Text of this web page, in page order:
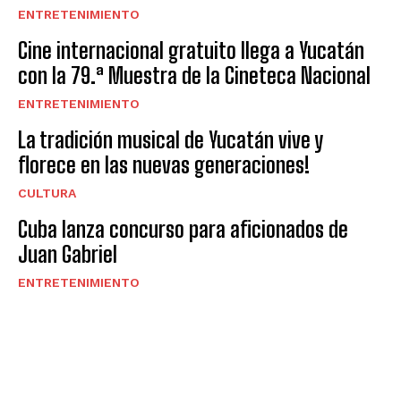
ENTRETENIMIENTO
Cine internacional gratuito llega a Yucatán
con la 79.ª Muestra de la Cineteca Nacional
ENTRETENIMIENTO
La tradición musical de Yucatán vive y
florece en las nuevas generaciones!
CULTURA
Cuba lanza concurso para aficionados de
Juan Gabriel
ENTRETENIMIENTO